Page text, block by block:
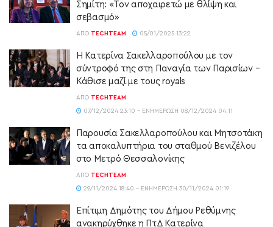
Σημίτη: «Τον αποχαιρετώ με θλίψη και
σεβασμό»
ΑΠΌ TECHTEAM 05/01/2025 13:22
Η Κατερίνα Σακελλαροπούλου με τον
σύντροφό της στη Παναγία των Παρισίων –
Κάθισε μαζί με τους royals
ΑΠΌ TECHTEAM
07/12/2024 23:10 - ΕΝΗΜΈΡΩΣΗ 08/12/2024 04:11
Παρουσία Σακελλαροπούλου και Μητσοτάκη
τα αποκαλυπτήρια του σταθμού Βενιζέλου
στο Μετρό Θεσσαλονίκης
ΑΠΌ TECHTEAM
29/11/2024 18:40 - ΕΝΗΜΈΡΩΣΗ 30/11/2024 01:19
Επίτιμη Δημότης του Δήμου Ρεθύμνης
ανακηρύχθηκε η ΠτΔ Κατερίνα